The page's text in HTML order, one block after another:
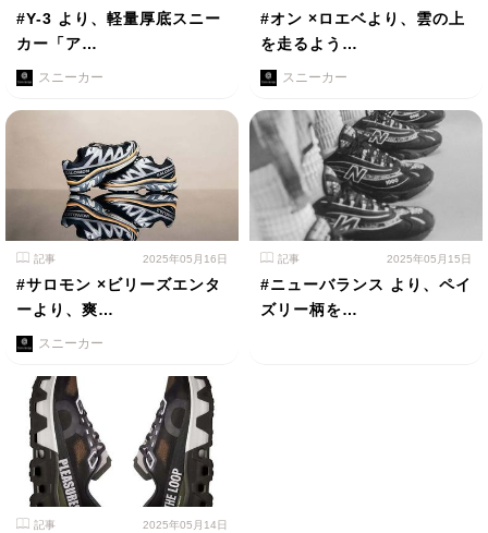
#Y-3 より、軽量厚底スニー
カー「ア…
スニーカー
#オン ×ロエベより、雲の上
を走るよう…
スニーカー
記事 2025年05月16日
#サロモン ×ビリーズエンタ
ーより、爽…
スニーカー
記事 2025年05月15日
#ニューバランス より、ペイ
ズリー柄を…
記事 2025年05月14日